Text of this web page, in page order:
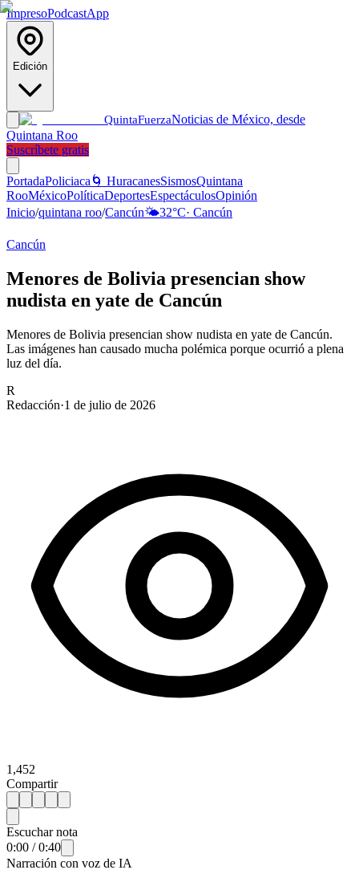
ImpresoPodcastApp
Edición
QuintaFuerzaNoticias de México, desde
Quintana Roo
Suscríbete gratis
PortadaPoliciaca 🌀 HuracanesSismosQuintana
RooMéxicoPolíticaDeportesEspectáculosOpinión
Inicio/quintana roo/Cancún🌤️32°C· Cancún
Cancún
Menores de Bolivia presencian show
nudista en yate de Cancún
Menores de Bolivia presencian show nudista en yate de Cancún.
Las imágenes han causado mucha polémica porque ocurrió a plena
luz del día.
R
Redacción·1 de julio de 2026
1,452
Compartir
Escuchar nota
0:00 /0:40
Narración con voz de IA